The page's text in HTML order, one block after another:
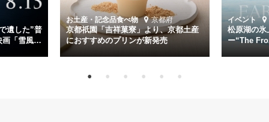
時代が再び、分断と暴力に揺れる現代。本作は「同じ過ちを繰り返す
道を歩んではいないか」と、彼らが命をかけて守りたいと願っ
た”今”を生きる私達に問いかける。戦後80年、戦争の記憶が薄れゆく
今だからこそ、尊い平和の価値を未来に繋ぐ作品『雪風 YUKIKAZE』
を多くの方にご覧いただきたい。
遺した”普
画「雪風
お土産・記念品食べ物 京都府
京都祇園「吉祥菓寮」より、京都土産
におすすめのプリンが新発売
イベント
松原湖の氷
ー“The